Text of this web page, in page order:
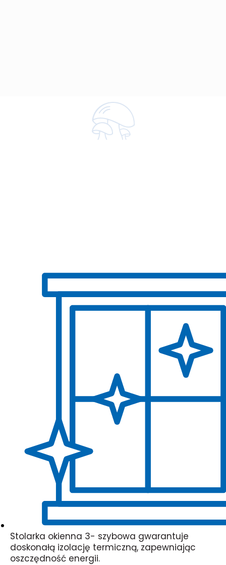
Stolarka okienna 3- szybowa gwarantuje
doskonałą izolację termiczną, zapewniając
oszczędność energii.